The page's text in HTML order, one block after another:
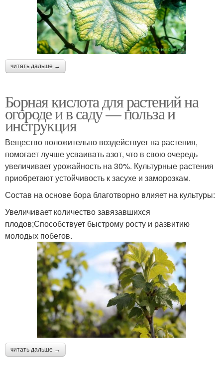
читать дальше →
Борная кислота для растений на
огороде и в саду — польза и
инструкция
Вещество положительно воздействует на растения,
помогает лучше усваивать азот, что в свою очередь
увеличивает урожайность на 30%. Культурные растения
приобретают устойчивость к засухе и заморозкам.
Состав на основе бора благотворно влияет на культуры:
Увеличивает количество завязавшихся
плодов;Способствует быстрому росту и развитию
молодых побегов.
читать дальше →